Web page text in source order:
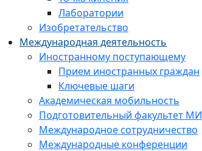
Лаборатории
Изобретательство
Международная деятельность
Иностранному поступающему
Прием иностранных граждан
Ключевые шаги
Академическая мобильность
Подготовительный факультет МИ
Международное сотрудничество
Международные конференции